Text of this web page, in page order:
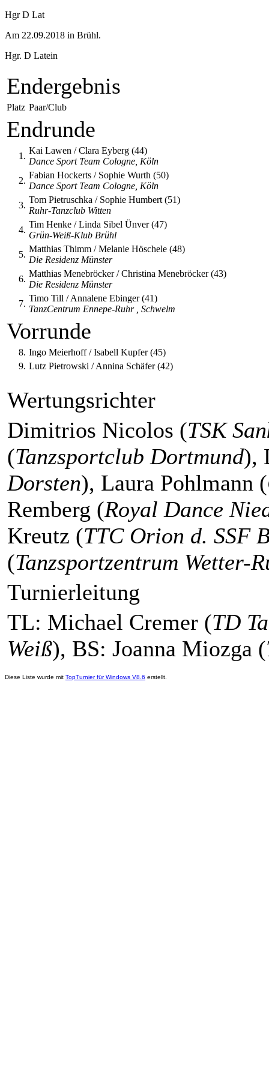
Hgr D Lat
Am 22.09.2018 in Brühl.
Hgr. D Latein
Endergebnis
Platz Paar/Club
Endrunde
1.
Kai Lawen / Clara Eyberg (44)
Dance Sport Team Cologne, Köln
2.
Fabian Hockerts / Sophie Wurth (50)
Dance Sport Team Cologne, Köln
3.
Tom Pietruschka / Sophie Humbert (51)
Ruhr-Tanzclub Witten
4.
Tim Henke / Linda Sibel Ünver (47)
Grün-Weiß-Klub Brühl
5.
Matthias Thimm / Melanie Höschele (48)
Die Residenz Münster
6.
Matthias Menebröcker / Christina Menebröcker (43)
Die Residenz Münster
7.
Timo Till / Annalene Ebinger (41)
TanzCentrum Ennepe-Ruhr , Schwelm
Vorrunde
8. Ingo Meierhoff / Isabell Kupfer (45)
9. Lutz Pietrowski / Annina Schäfer (42)
Wertungsrichter
Dimitrios Nicolos (TSK
(Tanzsportclub Dortmund),
Dorsten), Laura Pohlmann (
Remberg (Royal Dance
Kreutz (TTC Orion d. SSF
(Tanzsportzentrum Wetter-
Turnierleitung
TL: Michael Cremer (TD
Weiß), BS: Joanna Miozga (
Diese Liste wurde mit TopTurnier für Windows V8.6 erstellt.